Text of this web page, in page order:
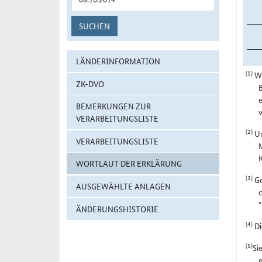
SUCHEN
LÄNDERINFORMATION
ZK-DVO
BEMERKUNGEN ZUR
VERARBEITUNGSLISTE
VERARBEITUNGSLISTE
WORTLAUT DER ERKLÄRUNG
AUSGEWÄHLTE ANLAGEN
ÄNDERUNGSHISTORIE
(1)
(2)
(3)
(4)
(5)